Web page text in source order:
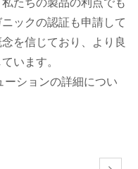
たちの製品の利点でも
ックの認証も申請して
を信じており、より良
います。
ションの詳細につい